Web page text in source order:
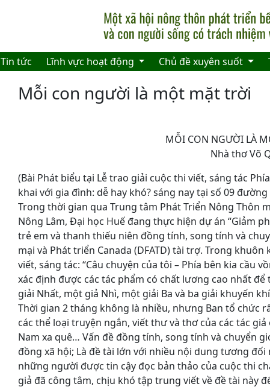
Tin tức Lĩnh vực hoạt động Chủ đề xuyên suốt
Mỗi con người là một mặt trời
MỖI CON NGƯỜI LÀ
Nhà thơ Võ
(Bài Phát biểu tại Lễ trao giải cuộc thi viết, sáng tác
khai với gia đình: dễ hay khó? sáng nay tại số 09
Trong thời gian qua Trung tâm Phát Triển Nông Thôn
Nông Lâm, Đại học Huế đang thực hiện dự án “Giảm
trẻ em và thanh thiếu niên đồng tính, song tính và
mại và Phát triển Canada (DFATD) tài trợ. Trong
viết, sáng tác: “Câu chuyện của tôi – Phía bên kia cầu
xác định được các tác phẩm có chất lương cao nhất
giải Nhất, một giả Nhì, một giải Ba và ba giải khuyến
Thời gian 2 tháng không là nhiều, nhưng Ban tổ chức
các thể loại truyện ngắn, viết thư và thơ của các tác
Nam xa quê… Vấn đề đồng tính, song tính và chuyển
đồng xã hội; Là đề tài lớn với nhiều nội dung tương
những người được tin cậy đọc bản thảo của cuộc thi
giả đã công tâm, chịu khó tập trung viết về đề tài này